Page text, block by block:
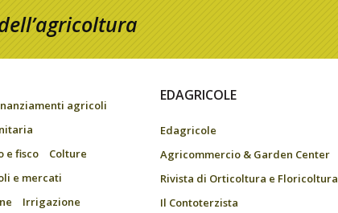
agricoli
e fisco
Colture
e mercati
Irrigazione
EDAGRICOLE
Edagricole
Agricommercio & Garden Center
Rivista di Orticoltura e Floricoltura
Il Contoterzista